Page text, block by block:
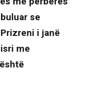
se
Prizreni i janë
me